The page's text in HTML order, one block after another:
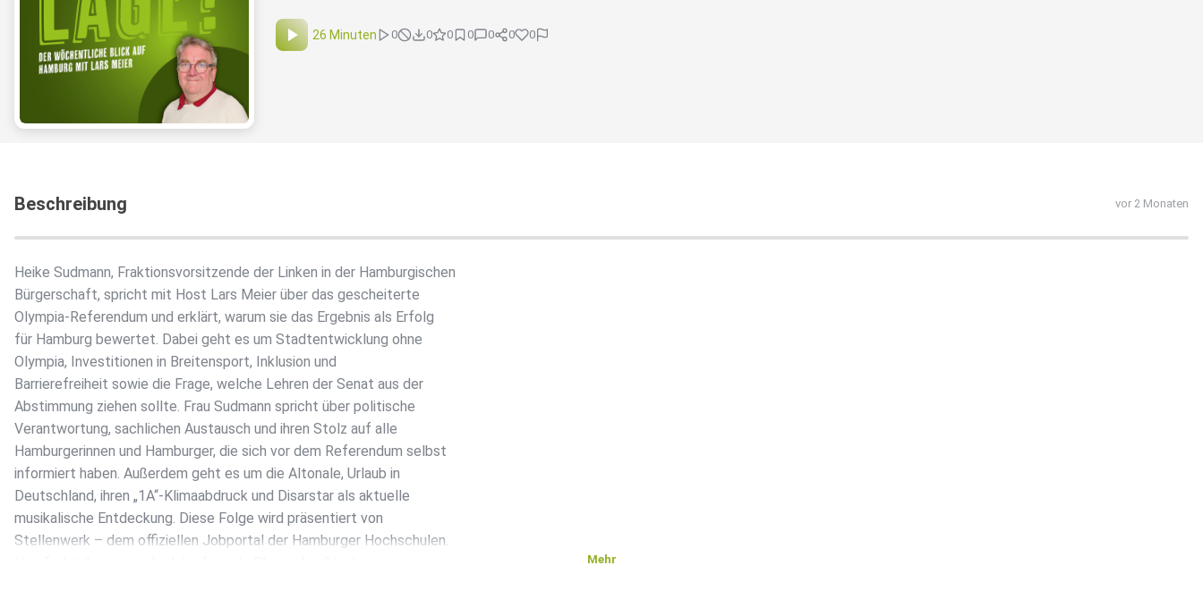
26 Minuten 0 0 0 0 0 0 0
Beschreibung vor 2 Monaten
Heike Sudmann, Fraktionsvorsitzende der Linken in der Hamburgischen
Bürgerschaft, spricht mit Host Lars Meier über das gescheiterte
Olympia-Referendum und erklärt, warum sie das Ergebnis als Erfolg
für Hamburg bewertet. Dabei geht es um Stadtentwicklung ohne
Olympia, Investitionen in Breitensport, Inklusion und
Barrierefreiheit sowie die Frage, welche Lehren der Senat aus der
Abstimmung ziehen sollte. Frau Sudmann spricht über politische
Verantwortung, sachlichen Austausch und ihren Stolz auf alle
Hamburgerinnen und Hamburger, die sich vor dem Referendum selbst
informiert haben. Außerdem geht es um die Altonale, Urlaub in
Deutschland, ihren „1A“-Klimaabdruck und Disarstar als aktuelle
musikalische Entdeckung. Diese Folge wird präsentiert von
Stellenwerk – dem offiziellen Jobportal der Hamburger Hochschulen.
Mehr